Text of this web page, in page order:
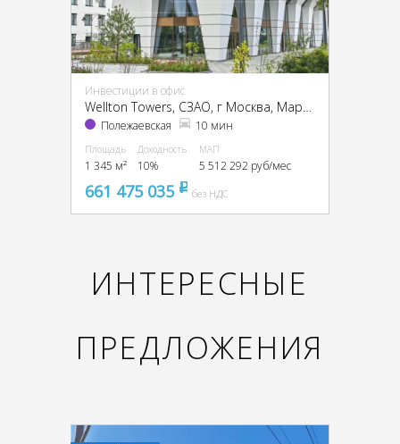
Инвестиции в офис
Wellton Towers, CЗАО, г Москва, Маршала Жукова пр-т, 39
Полежаевская 10 мин
Площадь
1 345 м²
Доходность
10%
МАП
5 512 292 руб/мес
661 475 035 pуббез НДС
ИНТЕРЕСНЫЕ
ПРЕДЛОЖЕНИЯ